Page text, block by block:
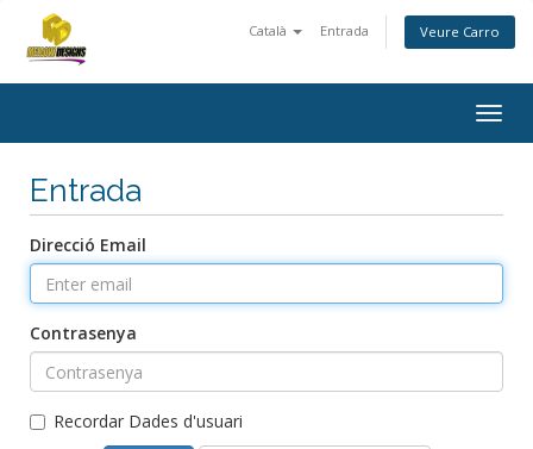
Català Entrada Veure Carro
Entrada
Direcció Email
Contrasenya
Recordar Dades d'usuari